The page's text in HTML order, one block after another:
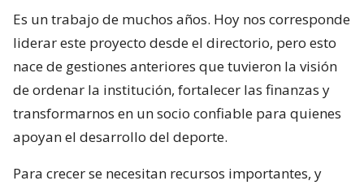
Es un trabajo de muchos años. Hoy nos corresponde
liderar este proyecto desde el directorio, pero esto
nace de gestiones anteriores que tuvieron la visión
de ordenar la institución, fortalecer las finanzas y
transformarnos en un socio confiable para quienes
apoyan el desarrollo del deporte.
Para crecer se necesitan recursos importantes, y